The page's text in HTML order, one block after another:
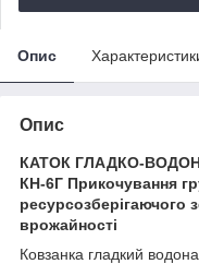
Опис
Опис
КАТОК ГЛАДКО-
КН-6Г Прикочування
ресурсозберігаючого
врожайності
Ковзанка гладкий